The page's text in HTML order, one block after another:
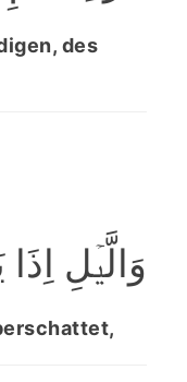
des
وَالَّیۡلِ اِذَا